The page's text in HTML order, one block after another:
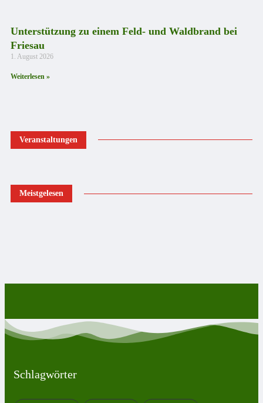
Unterstützung zu einem Feld- und Waldbrand bei
Friesau
1. August 2026
Weiterlesen »
Veranstaltungen
Meistgelesen
Schlagwörter